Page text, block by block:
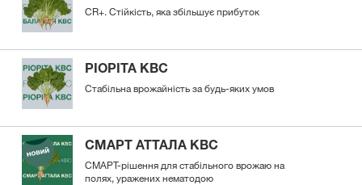
CR+. Стійкість, яка збільшує прибуток
РІОРІТА КВС
Стабільна врожайність за будь-яких умов
СМАРТ АТТАЛА КВС
СМАРТ-рішення для стабільного врожаю на
полях, уражених нематодою